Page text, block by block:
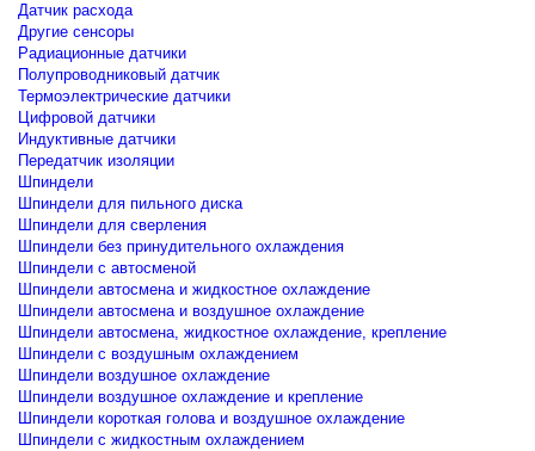
Датчик расхода
Другие сенсоры
Радиационные датчики
Полупроводниковый датчик
Термоэлектрические датчики
Цифровой датчики
Индуктивные датчики
Передатчик изоляции
Шпиндели
Шпиндели для пильного диска
Шпиндели для сверления
Шпиндели без принудительного охлаждения
Шпиндели с автосменой
Шпиндели автосмена и жидкостное охлаждение
Шпиндели автосмена и воздушное охлаждение
Шпиндели автосмена, жидкостное охлаждение, крепление
Шпиндели с воздушным охлаждением
Шпиндели воздушное охлаждение
Шпиндели воздушное охлаждение и крепление
Шпиндели короткая голова и воздушное охлаждение
Шпиндели с жидкостным охлаждением